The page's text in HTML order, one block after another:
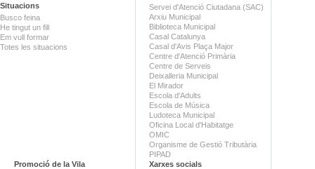
Situacions
Busco feina
He tingut un fill
Em vull formar
Totes les situacions
Servei d'Atenció Ciutadana (SAC)
Arxiu Municipal
Biblioteca Municipal
Casal Catalunya
Casal d'Avis Plaça Major
Centre d'Atenció Primària
Centre de Serveis
Deixalleria Municipal
El Mirador
Escola d'Adults
Escola de Música
Ludoteca Municipal
Oficina Local d'Habitatge
OMIC
Organisme de Gestió Tributària
PIPAD
Promoció de la Vila
Xarxes socials